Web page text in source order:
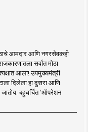
आमदार आणि नगरसेवकही
सर्वात मोठा
आला! उपमुख्यमंत्री
दिलेला हा दुसरा आणि
बहुचर्चित ‘ऑपरेशन